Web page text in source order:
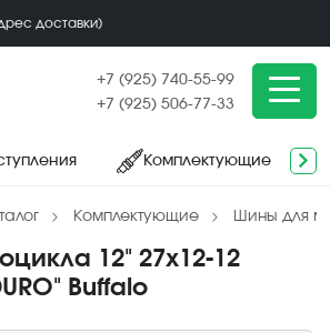
доставки)
+7 (925) 740-55-99
+7 (925) 506-77-33
Комплектующие
Комплектующие Шины для
12" 27х12-12
Buffalo